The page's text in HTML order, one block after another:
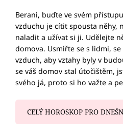
Berani, buďte ve svém
vzduchu je cítit spousta něhy,
naladit a užívat si ji. Udělejte
domova. Usmiřte se s lidmi,
vzduch, aby vztahy byly v
se váš domov stal útočištěm,
svého já, proto si ho važte a
CELÝ HOROSKOP PRO